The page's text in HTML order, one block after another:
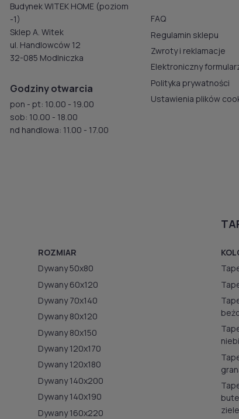
Budynek WITEK HOME (poziom
-1)
Sklep A. Witek
ul. Handlowców 12
32-085 Modlniczka
Godziny otwarcia
pon - pt: 10.00 - 19.00
sob: 10.00 - 18.00
nd handlowa: 11.00 - 17.00
FAQ
Regulamin sklepu
Zwroty i reklamacje
Elektroniczny
Polityka prywatności
Ustawienia plików
ROZMIAR
Dywany 50x80
Dywany 60x120
Dywany 70x140
Dywany 80x120
Dywany 80x150
Dywany 120x170
Dywany 120x180
Dywany 140x200
Dywany 140x190
Dywany 160x220